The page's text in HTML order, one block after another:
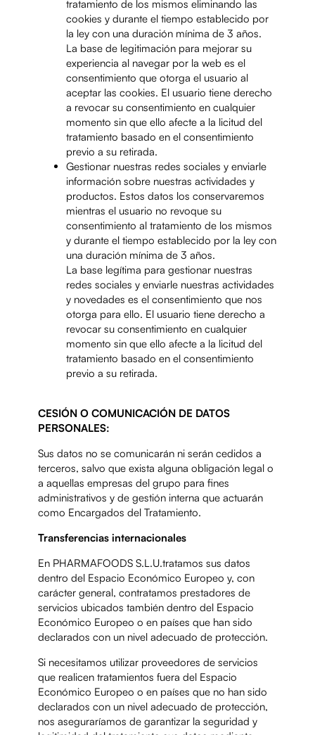
tratamiento de los mismos eliminando las
cookies y durante el tiempo establecido por
la ley con una duración mínima de 3 años.
La base de legitimación para mejorar su
experiencia al navegar por la web es el
consentimiento que otorga el usuario al
aceptar las cookies. El usuario tiene derecho
a revocar su consentimiento en cualquier
momento sin que ello afecte a la licitud del
tratamiento basado en el consentimiento
previo a su retirada.
Gestionar nuestras redes sociales y enviarle
información sobre nuestras actividades y
productos. Estos datos los conservaremos
mientras el usuario no revoque su
consentimiento al tratamiento de los mismos
y durante el tiempo establecido por la ley con
una duración mínima de 3 años.
La base legítima para gestionar nuestras
redes sociales y enviarle nuestras actividades
y novedades es el consentimiento que nos
otorga para ello. El usuario tiene derecho a
revocar su consentimiento en cualquier
momento sin que ello afecte a la licitud del
tratamiento basado en el consentimiento
previo a su retirada.
CESIÓN O COMUNICACIÓN DE DATOS
PERSONALES:
Sus datos no se comunicarán ni serán cedidos a
terceros, salvo que exista alguna obligación legal o
a aquellas empresas del grupo para fines
administrativos y de gestión interna que actuarán
como Encargados del Tratamiento.
Transferencias internacionales
En PHARMAFOODS S.L.U.tratamos sus datos
dentro del Espacio Económico Europeo y, con
carácter general, contratamos prestadores de
servicios ubicados también dentro del Espacio
Económico Europeo o en países que han sido
declarados con un nivel adecuado de protección.
Si necesitamos utilizar proveedores de servicios
que realicen tratamientos fuera del Espacio
Económico Europeo o en países que no han sido
declarados con un nivel adecuado de protección,
nos aseguraríamos de garantizar la seguridad y